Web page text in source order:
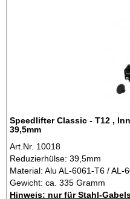
Speedlifter Classic - T12 ,
39,5mm
Art.Nr. 10018
Reduzierhülse: 39,5mm
Material: Alu AL-6061-T6 / AL-
Gewicht: ca. 335 Gramm
Hinweis: nur für Stahl-